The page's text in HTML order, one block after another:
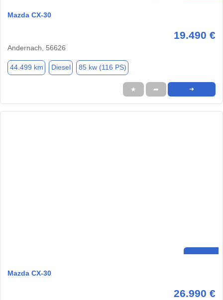
Mazda CX-30
19.490 €
Andernach, 56626
44.499 km Diesel 85 kw (116 PS)
★ ➦ ➜
Mazda CX-30
26.990 €